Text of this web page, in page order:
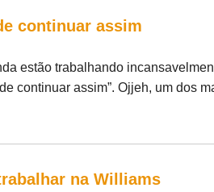
continuar assim
estão trabalhando
continuar assim”. Ojjeh, um dos
na Williams